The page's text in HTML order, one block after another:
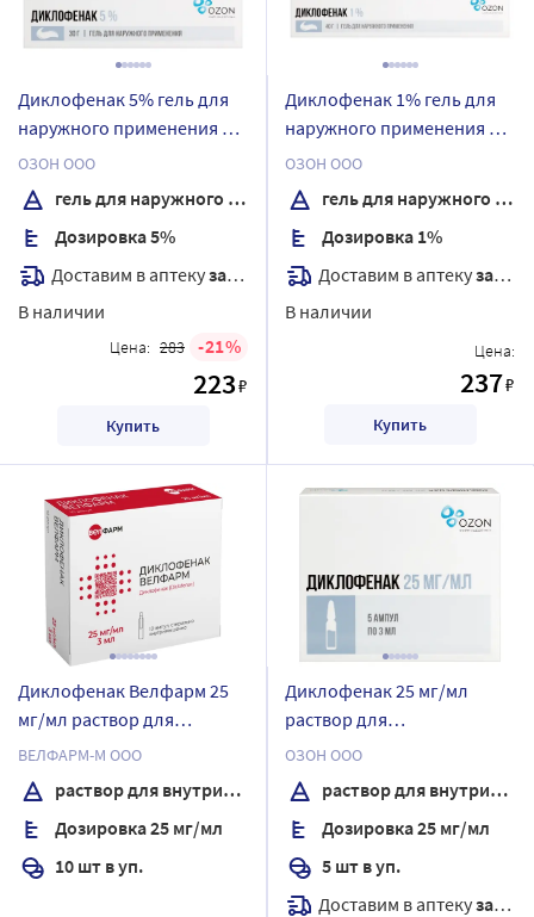
Диклофенак 5% гель для
наружного применения 30
гр
ОЗОН ООО
гель для наружного применения
Дозировка 5%
Доставим в аптекузавтра
В наличии
Цена: 283 21
223₽
Купить
Диклофенак 1% гель для
наружного применения 40
гр
ОЗОН ООО
гель для наружного применения
Дозировка 1%
Доставим в аптекузавтра
В наличии
Цена:
237₽
Купить
Диклофенак Велфарм 25
мг/мл раствор для
внутримышечного
введения 3 мл ампулы 10
шт.
ВЕЛФАРМ-М ООО
раствор для внутримышечного введения
Дозировка 25 мг/мл
10 шт в уп.
Диклофенак 25 мг/мл
раствор для
внутримышечного
введения 3 мл ампулы 5
шт.
ОЗОН ООО
раствор для внутримышечного введения
Дозировка 25 мг/мл
5 шт в уп.
Доставим в аптекузавтра